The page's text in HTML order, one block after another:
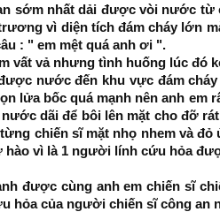
sớm nhất dải được vòi nước từ
vì diện tích đám cháy lớn
: " em mệt quá anh ơi ".
vất vả nhưng tình huống lúc đó
nước đến khu vực đám
lửa bốc quá mạnh nên anh em
dãi để bôi lên mặt cho đỡ
chiến sĩ mặt nhọ nhem và
hào vì là 1 người lính cứu hỏa
được cùng anh em chiến sĩ
hỏa của người chiến sĩ công an